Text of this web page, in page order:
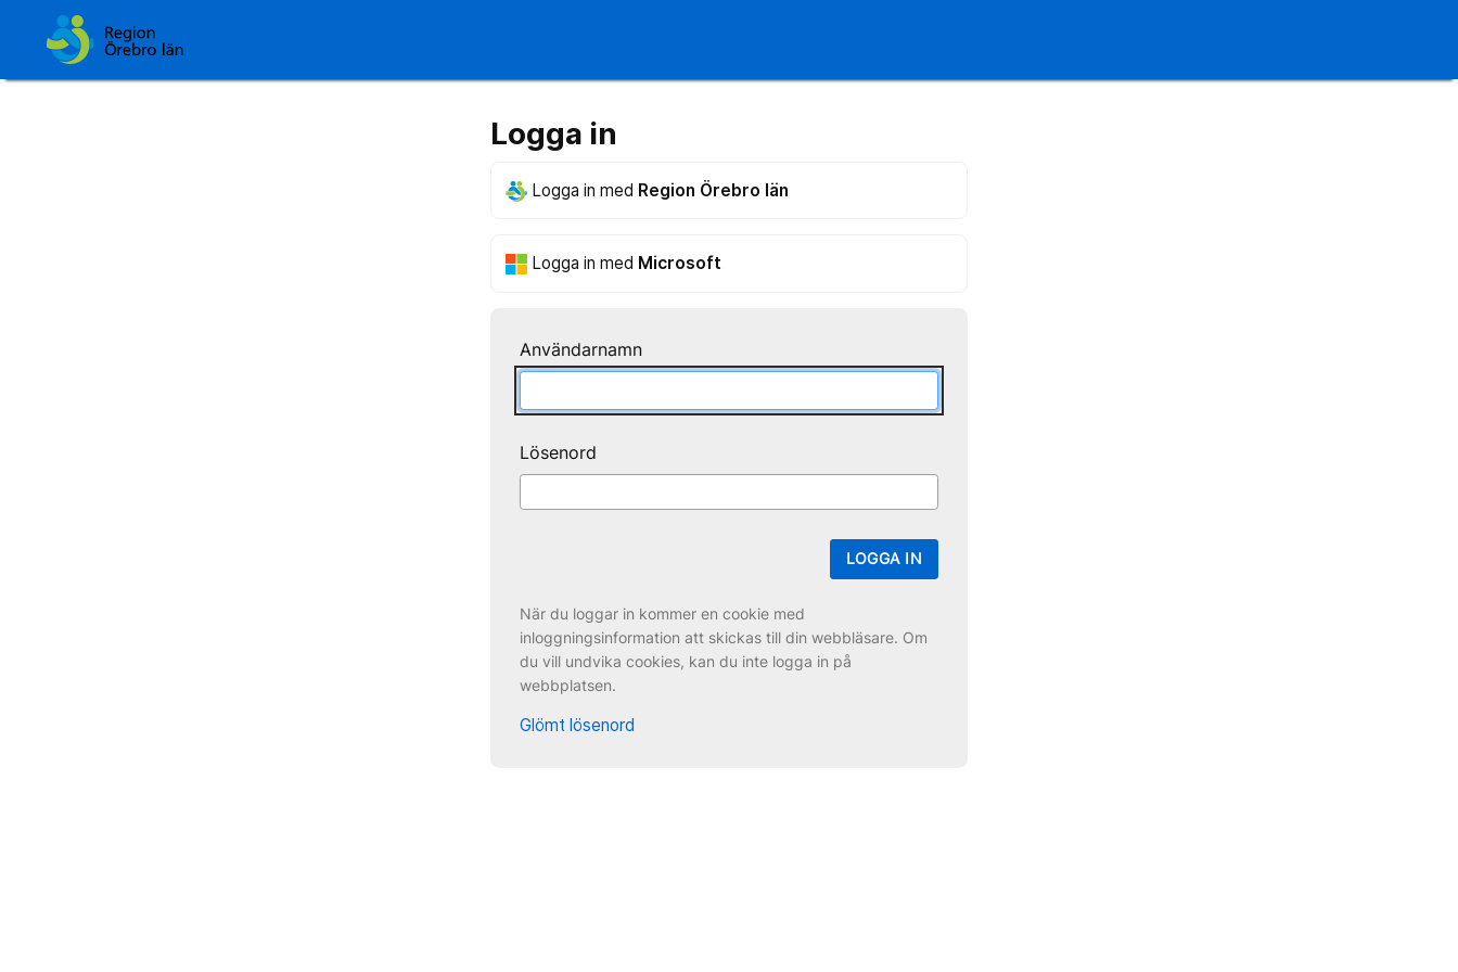
Logga in
Logga in med Region Örebro län
Logga in med Microsoft
Användarnamn
Lösenord
LOGGA IN
När du loggar in kommer en cookie med
inloggningsinformation att skickas till din webbläsare. Om
du vill undvika cookies, kan du inte logga in på
webbplatsen.
Glömt lösenord